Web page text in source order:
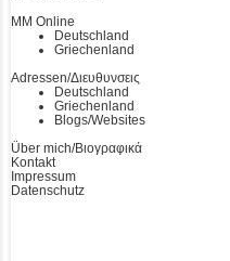
MM Online
Deutschland
Griechenland
Adressen/Διευθυνσεις
Deutschland
Griechenland
Blogs/Websites
Über mich/Βιογραφικά
Kontakt
Impressum
Datenschutz